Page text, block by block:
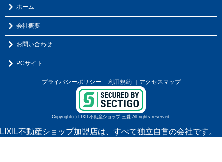
ホーム
会社概要
お問い合わせ
PCサイト
プライバシーポリシー 利用規約 ｜アクセスマップ
Copyright(c) LIXIL不動産ショップ 三愛 All rights reserved.
LIXIL不動産ショップ加盟店は、すべて独立自営の会社です。